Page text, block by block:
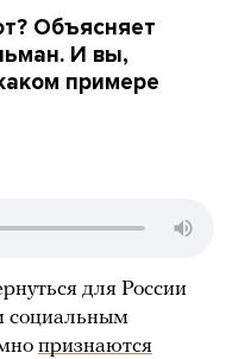
Объясняет
И вы,
примере
для России
социальным
признаются